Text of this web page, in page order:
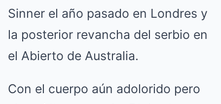
Sinner el año pasado en Londres y
la posterior revancha del serbio en
el Abierto de Australia.
Con el cuerpo aún adolorido pero